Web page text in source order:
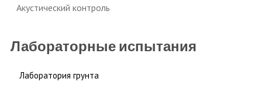
Акустический контроль
Лабораторные испытания
Лаборатория грунта